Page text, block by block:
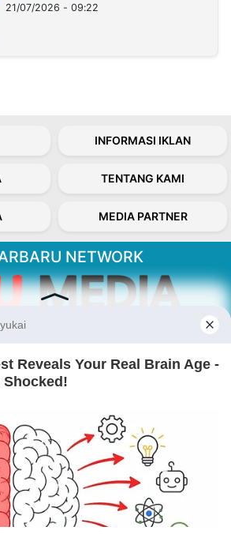
21/07/2026 - 09:22
INFORMASI IKLAN
TENTANG KAMI
MEDIA PARTNER
NETWORK
menyajikan berita aktual dan
Follow Kabarbaru